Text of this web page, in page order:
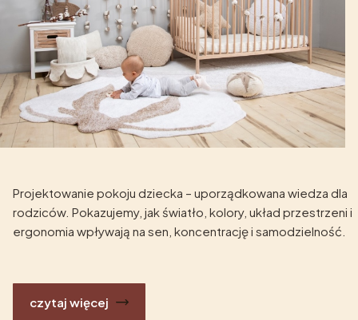
Projektowanie pokoju dziecka – uporządkowana wiedza dla
rodziców. Pokazujemy, jak światło, kolory, układ przestrzeni i
ergonomia wpływają na sen, koncentrację i samodzielność.
czytaj więcej